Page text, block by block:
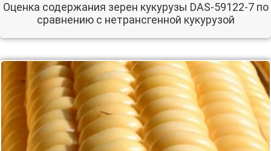
Оценка содержания зерен кукурузы DAS-59122-7 по
сравнению с нетрансгенной кукурузой